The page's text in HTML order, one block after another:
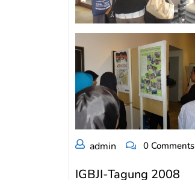
admin 0 Comments
IGBJI-Tagung 2008